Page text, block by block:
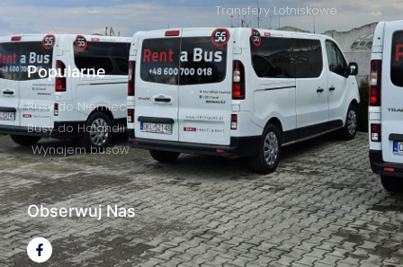
Transfery Lotniskowe
Popularne
Busy do Niemiec
Busy do Holandii
Wynajem busów
Obserwuj Nas